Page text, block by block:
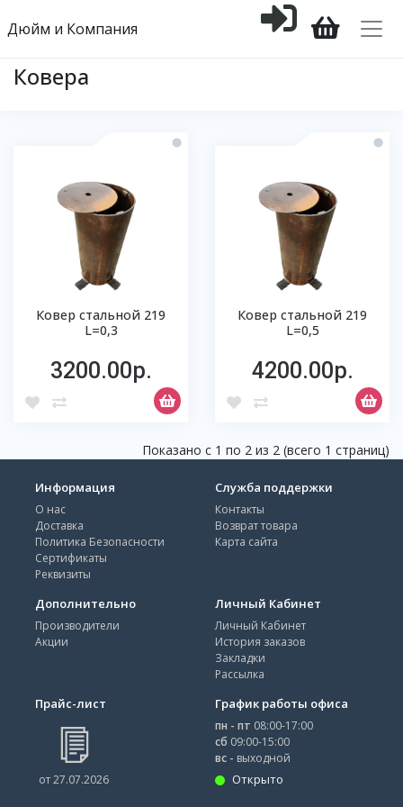
Дюйм и Компания
Ковера
Ковер стальной 219
L=0,3
3200.00р.
Ковер стальной 219
L=0,5
4200.00р.
Показано с 1 по 2 из 2 (всего 1 страниц)
Информация
О нас
Доставка
Политика Безопасности
Сертификаты
Реквизиты
Служба поддержки
Контакты
Возврат товара
Карта сайта
Дополнительно
Производители
Акции
Личный Кабинет
Личный Кабинет
История заказов
Закладки
Рассылка
Прайс-лист
от 27.07.2026
График работы офиса
пн - пт 08:00-17:00
сб 09:00-15:00
вс - выходной
Открыто